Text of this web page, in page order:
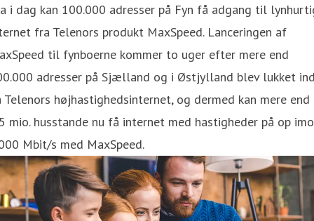
i dag kan 100.000 adresser på Fyn få adgang til
fra Telenors produkt MaxSpeed. Lanceringen af
til fynboerne kommer to uger efter mere end
adresser på Sjælland og i Østjylland blev lukket
Telenors højhastighedsinternet, og dermed kan mere end
mio. husstande nu få internet med hastigheder på op
Mbit/s med MaxSpeed.